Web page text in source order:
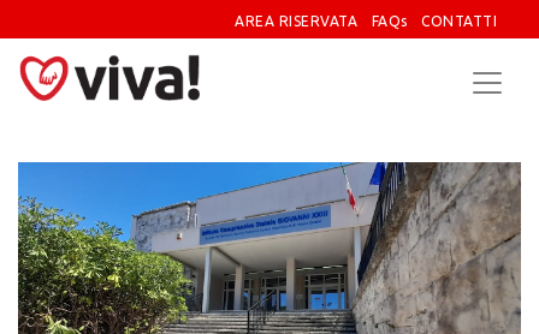
AREA RISERVATA FAQs CONTATTI